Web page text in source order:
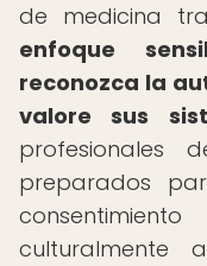
de medicina
enfoque
reconozca la
valore sus
profesionales
preparados
culturalmente